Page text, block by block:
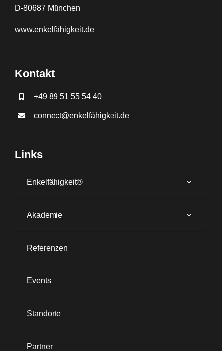
D-80687 München
www.enkelfähigkeit.de
Kontakt
+49 89 51 55 54 40
connect@enkelfähigkeit.de
Links
Enkelfähigkeit®
Akademie
Referenzen
Events
Standorte
Partner